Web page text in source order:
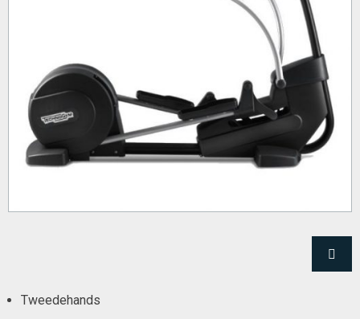
Tweedehands